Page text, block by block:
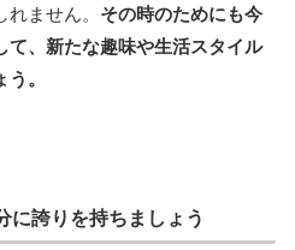
ません。 その時のためにも今
て、新たな趣味や生活スタイル
。
に誇りを持ちましょう